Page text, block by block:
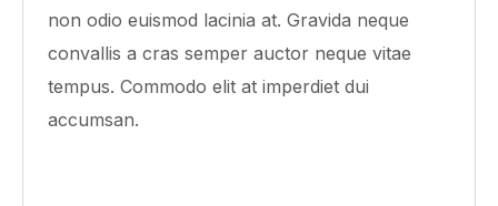
non odio euismod lacinia at. Gravida neque
convallis a cras semper auctor neque vitae
tempus. Commodo elit at imperdiet dui
accumsan.